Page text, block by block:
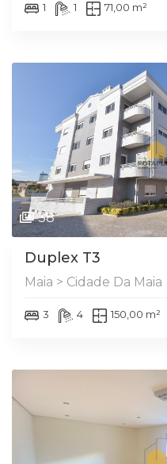
1 1 71,00 m²
38
Duplex T3
Maia > Cidade Da Maia
3 4 150,00 m²